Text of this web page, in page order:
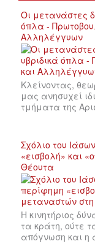
Οι μετανάστες
όπλα -
Αλληλέγγυων
Κλείνοντας,
μας ανησυχεί
τμήματα της
Σχόλιο του
«εισβολή» και
Θέουτα
Η κινητήριος
τα κράτη, ούτε
απόγνωση και